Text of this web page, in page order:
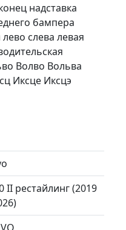
надставка
бампера
слева левая
Волво Вольва
Иксце Иксцэ
II рестайлинг (2019